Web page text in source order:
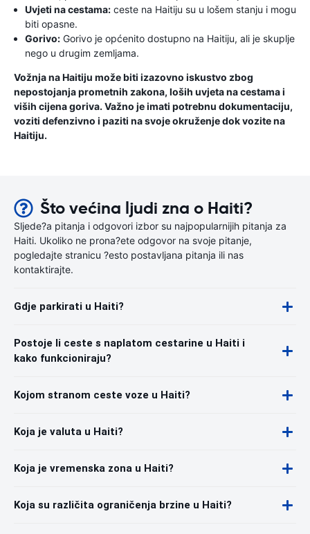
Uvjeti na cestama: ceste na Haitiju su u lošem stanju i mogu
biti opasne.
Gorivo: Gorivo je općenito dostupno na Haitiju, ali je skuplje
nego u drugim zemljama.
Vožnja na Haitiju može biti izazovno iskustvo zbog
nepostojanja prometnih zakona, loših uvjeta na cestama i
viših cijena goriva. Važno je imati potrebnu dokumentaciju,
voziti defenzivno i paziti na svoje okruženje dok vozite na
Haitiju.
Što većina ljudi zna o Haiti?
Sljede?a pitanja i odgovori izbor su najpopularnijih pitanja za
Haiti. Ukoliko ne prona?ete odgovor na svoje pitanje,
pogledajte stranicu ?esto postavljana pitanja ili nas
kontaktirajte.
Gdje parkirati u Haiti?
Postoje li ceste s naplatom cestarine u Haiti i
kako funkcioniraju?
Kojom stranom ceste voze u Haiti?
Koja je valuta u Haiti?
Koja je vremenska zona u Haiti?
Koja su različita ograničenja brzine u Haiti?